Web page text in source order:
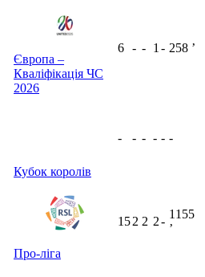
Європа –
Кваліфікація ЧС
2026
6 - - 1 - 258 ʼ
Кубок королів
- - - - - -
Про-ліга
152 2 2-
1155
ʼ